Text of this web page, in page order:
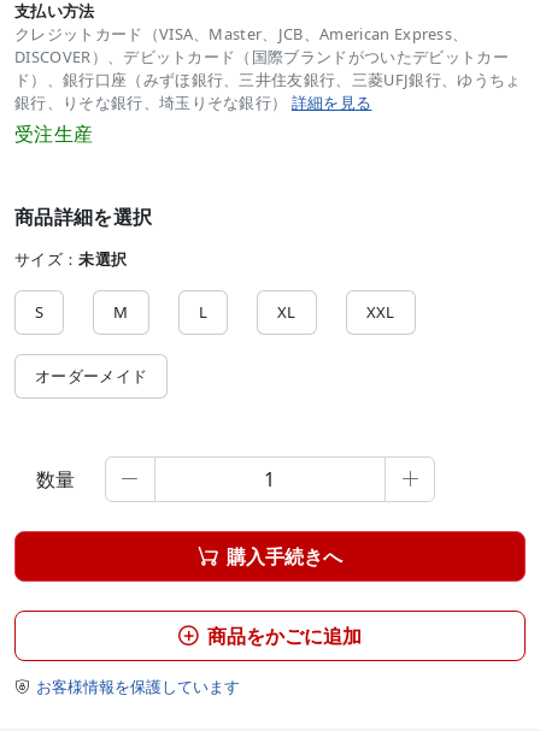
支払い方法
クレジットカード（VISA、Master、JCB、American Express、
DISCOVER）、デビットカード（国際ブランドがついたデビットカー
ド）、銀行口座（みずほ銀行、三井住友銀行、三菱UFJ銀行、ゆうちょ
銀行、りそな銀行、埼玉りそな銀行） 詳細を見る
受注生産
商品詳細を選択
サイズ：未選択
S M L XL XXL
オーダーメイド
数量  
 購入手続きへ
 商品をかごに追加
 お客様情報を保護しています